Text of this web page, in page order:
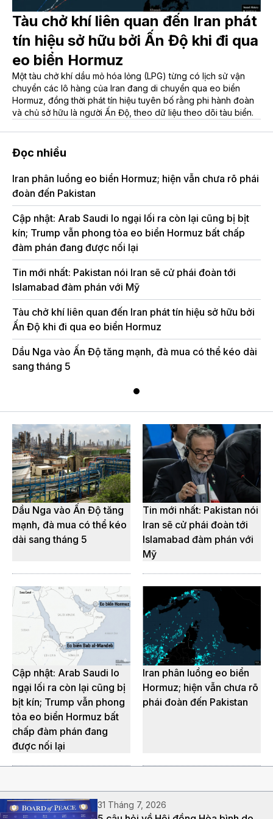
Tàu chở khí liên quan đến Iran phát
tín hiệu sở hữu bởi Ấn Độ khi đi qua
eo biển Hormuz
Một tàu chở khí dầu mỏ hóa lỏng (LPG) từng có lịch sử vận
chuyển các lô hàng của Iran đang di chuyển qua eo biển
Hormuz, đồng thời phát tín hiệu tuyên bố rằng phi hành đoàn
và chủ sở hữu là người Ấn Độ, theo dữ liệu theo dõi tàu biển.
Đọc nhiều
Iran phân luồng eo biển Hormuz; hiện vẫn chưa rõ phái
đoàn đến Pakistan
Cập nhật: Arab Saudi lo ngại lối ra còn lại cũng bị bịt
kín; Trump vẫn phong tỏa eo biển Hormuz bất chấp
đàm phán đang được nối lại
Tin mới nhất: Pakistan nói Iran sẽ cử phái đoàn tới
Islamabad đàm phán với Mỹ
Tàu chở khí liên quan đến Iran phát tín hiệu sở hữu bởi
Ấn Độ khi đi qua eo biển Hormuz
Dầu Nga vào Ấn Độ tăng mạnh, đà mua có thể kéo dài
sang tháng 5
Dầu Nga vào Ấn Độ tăng
mạnh, đà mua có thể kéo
dài sang tháng 5
Tin mới nhất: Pakistan nói
Iran sẽ cử phái đoàn tới
Islamabad đàm phán với
Mỹ
Cập nhật: Arab Saudi lo
ngại lối ra còn lại cũng bị
bịt kín; Trump vẫn phong
tỏa eo biển Hormuz bất
chấp đàm phán đang
được nối lại
Iran phân luồng eo biển
Hormuz; hiện vẫn chưa rõ
phái đoàn đến Pakistan
31 Tháng 7, 2026